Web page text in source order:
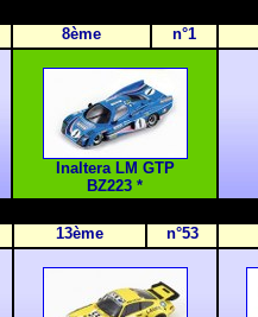
8ème n°1
Inaltera LM GTP
BZ223 *
13ème n°53